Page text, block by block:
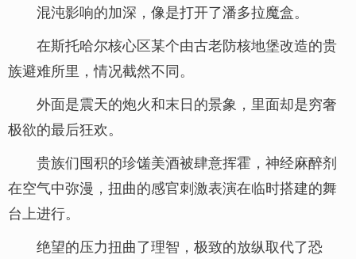
混沌影响的加深，像是打开了潘多拉魔盒。
在斯托哈尔核心区某个由古老防核地堡改造的贵
族避难所里，情况截然不同。
外面是震天的炮火和末日的景象，里面却是穷奢
极欲的最后狂欢。
贵族们囤积的珍馐美酒被肆意挥霍，神经麻醉剂
在空气中弥漫，扭曲的感官刺激表演在临时搭建的舞
台上进行。
绝望的压力扭曲了理智，极致的放纵取代了恐